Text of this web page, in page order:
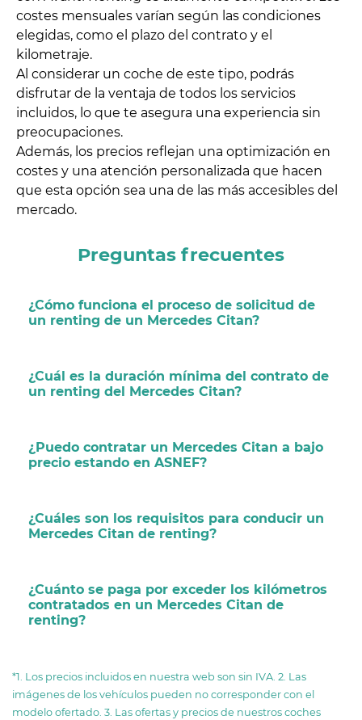
costes mensuales varían según las condiciones
elegidas, como el plazo del contrato y el
kilometraje.
Al considerar un coche de este tipo, podrás
disfrutar de la ventaja de todos los servicios
incluidos, lo que te asegura una experiencia sin
preocupaciones.
Además, los precios reflejan una optimización en
costes y una atención personalizada que hacen
que esta opción sea una de las más accesibles del
mercado.
Preguntas frecuentes
¿Cómo funciona el proceso de solicitud de
un renting de un Mercedes Citan?
¿Cuál es la duración mínima del contrato de
un renting del Mercedes Citan?
¿Puedo contratar un Mercedes Citan a bajo
precio estando en ASNEF?
¿Cuáles son los requisitos para conducir un
Mercedes Citan de renting?
¿Cuánto se paga por exceder los kilómetros
contratados en un Mercedes Citan de
renting?
*1. Los precios incluidos en nuestra web son sin IVA. 2. Las
imágenes de los vehículos pueden no corresponder con el
modelo ofertado. 3. Las ofertas y precios de nuestros coches